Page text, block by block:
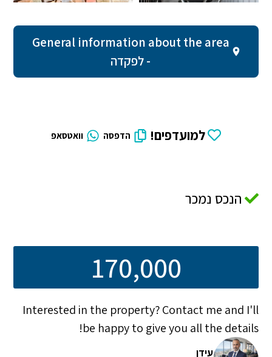
General information about the area
- לפקדה
למועדפים! הדפסה וואטסאפ
הנכס נמכר
170,000
Interested in the property? Contact me and I'll
be happy to give you all the details!
עידן